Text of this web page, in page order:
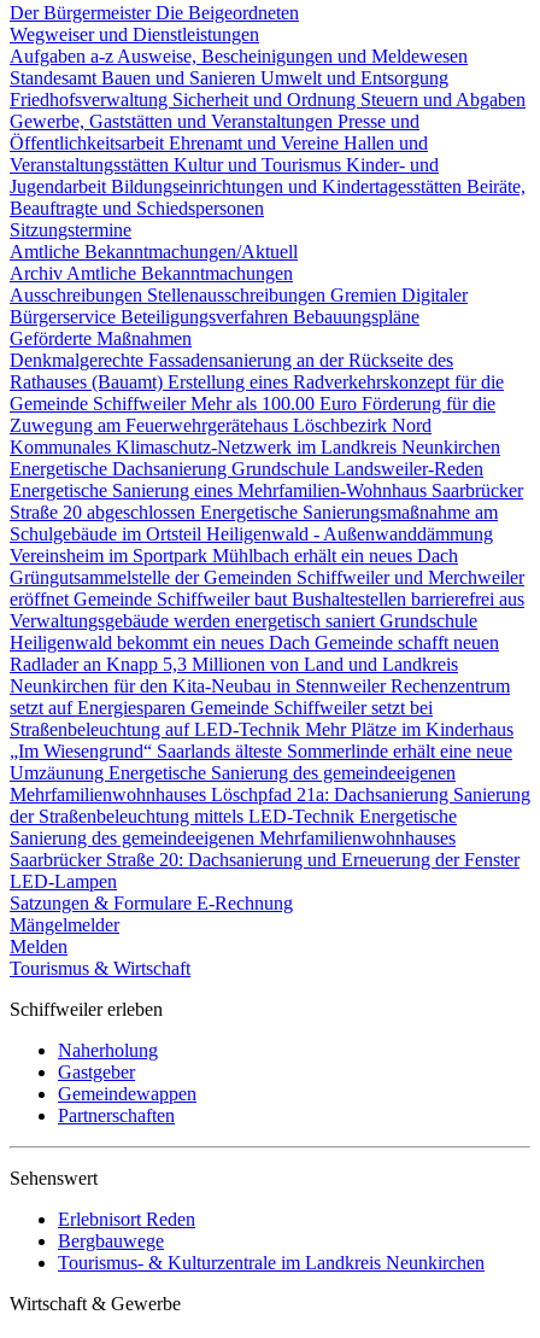
Der BürgermeisterDie Beigeordneten
Wegweiser und Dienstleistungen
Aufgaben a-z Ausweise, Bescheinigungen und Meldewesen
Standesamt Bauen und Sanieren Umwelt und Entsorgung
Friedhofsverwaltung Sicherheit und Ordnung Steuern und Abgaben
Gewerbe, Gaststätten und Veranstaltungen Presse und
Öffentlichkeitsarbeit Ehrenamt und Vereine Hallen und
Veranstaltungsstätten Kultur und Tourismus Kinder- und
Jugendarbeit Bildungseinrichtungen und Kindertagesstätten Beiräte,
Beauftragte und Schiedspersonen
Sitzungstermine
Amtliche Bekanntmachungen/Aktuell
Archiv Amtliche Bekanntmachungen
Ausschreibungen Stellenausschreibungen Gremien Digitaler
Bürgerservice Beteiligungsverfahren Bebauungspläne
Geförderte Maßnahmen
Denkmalgerechte Fassadensanierung an der Rückseite des
Rathauses (Bauamt) Erstellung eines Radverkehrskonzept für die
Gemeinde SchiffweilerMehr als 100.00 Euro Förderung für die
Zuwegung am Feuerwehrgerätehaus Löschbezirk Nord
Kommunales Klimaschutz-Netzwerk im Landkreis Neunkirchen
Energetische Dachsanierung Grundschule Landsweiler-Reden
Energetische Sanierung eines Mehrfamilien-Wohnhaus Saarbrücker
Straße 20 abgeschlossen Energetische Sanierungsmaßnahme am
Schulgebäude im Ortsteil Heiligenwald - Außenwanddämmung
Vereinsheim im Sportpark Mühlbach erhält ein neues Dach
Grüngutsammelstelle der Gemeinden Schiffweiler und Merchweiler
eröffnet Gemeinde Schiffweiler baut Bushaltestellen barrierefrei aus
Verwaltungsgebäude werden energetisch saniert Grundschule
Heiligenwald bekommt ein neues Dach Gemeinde schafft neuen
Radlader an Knapp 5,3 Millionen von Land und Landkreis
Neunkirchen für den Kita-Neubau in StennweilerRechenzentrum
setzt auf Energiesparen Gemeinde Schiffweiler setzt bei
Straßenbeleuchtung auf LED-Technik Mehr Plätze im Kinderhaus
„Im Wiesengrund“ Saarlands älteste Sommerlinde erhält eine neue
Umzäunung Energetische Sanierung des gemeindeeigenen
Mehrfamilienwohnhauses Löschpfad 21a: Dachsanierung Sanierung
der Straßenbeleuchtung mittels LED-Technik Energetische
Sanierung des gemeindeeigenen Mehrfamilienwohnhauses
Saarbrücker Straße 20: Dachsanierung und Erneuerung der Fenster
LED-Lampen
Satzungen & Formulare E-Rechnung
Mängelmelder
Melden
Tourismus & Wirtschaft
Schiffweiler erleben
Naherholung
Gastgeber
Gemeindewappen
Partnerschaften
Sehenswert
Erlebnisort Reden
Bergbauwege
Tourismus- & Kulturzentrale im Landkreis Neunkirchen
Wirtschaft & Gewerbe